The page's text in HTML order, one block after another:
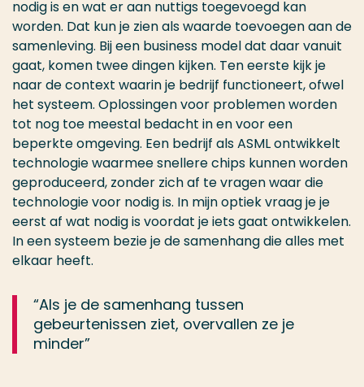
nodig is en wat er aan nuttigs toegevoegd kan
worden. Dat kun je zien als waarde toevoegen aan de
samenleving. Bij een business model dat daar vanuit
gaat, komen twee dingen kijken. Ten eerste kijk je
naar de context waarin je bedrijf functioneert, ofwel
het systeem. Oplossingen voor problemen worden
tot nog toe meestal bedacht in en voor een
beperkte omgeving. Een bedrijf als ASML ontwikkelt
technologie waarmee snellere chips kunnen worden
geproduceerd, zonder zich af te vragen waar die
technologie voor nodig is. In mijn optiek vraag je je
eerst af wat nodig is voordat je iets gaat ontwikkelen.
In een systeem bezie je de samenhang die alles met
elkaar heeft.
“Als je de samenhang tussen
gebeurtenissen ziet, overvallen ze je
minder”